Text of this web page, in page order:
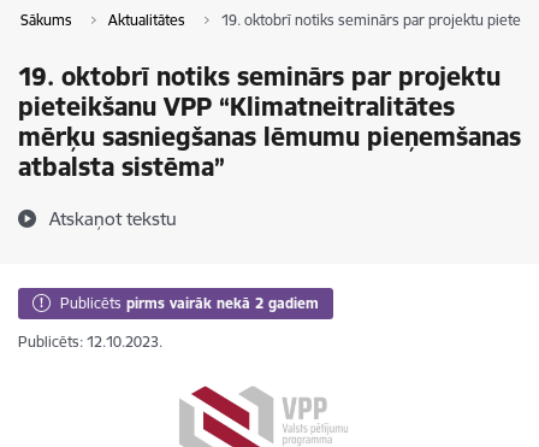
Sākums Aktualitātes 19. oktobrī notiks seminārs par projektu
19. oktobrī notiks seminārs par projektu
pieteikšanu VPP “Klimatneitralitātes
mērķu sasniegšanas lēmumu pieņemšanas
atbalsta sistēma”
Atskaņot tekstu
Publicēts pirms vairāk nekā 2 gadiem
Publicēts: 12.10.2023.